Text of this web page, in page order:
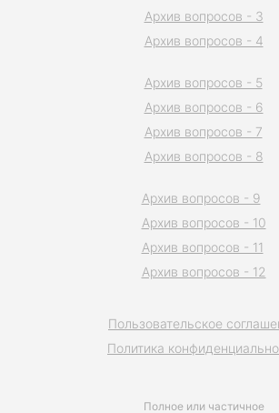
Полное или частичное
Пользовательское
Политика
Архив вопросов - 3
Архив вопросов - 4
Архив вопросов - 5
Архив вопросов - 6
Архив вопросов - 7
Архив вопросов - 8
Архив вопросов - 9
Архив вопросов - 10
Архив вопросов - 11
Архив вопросов - 12